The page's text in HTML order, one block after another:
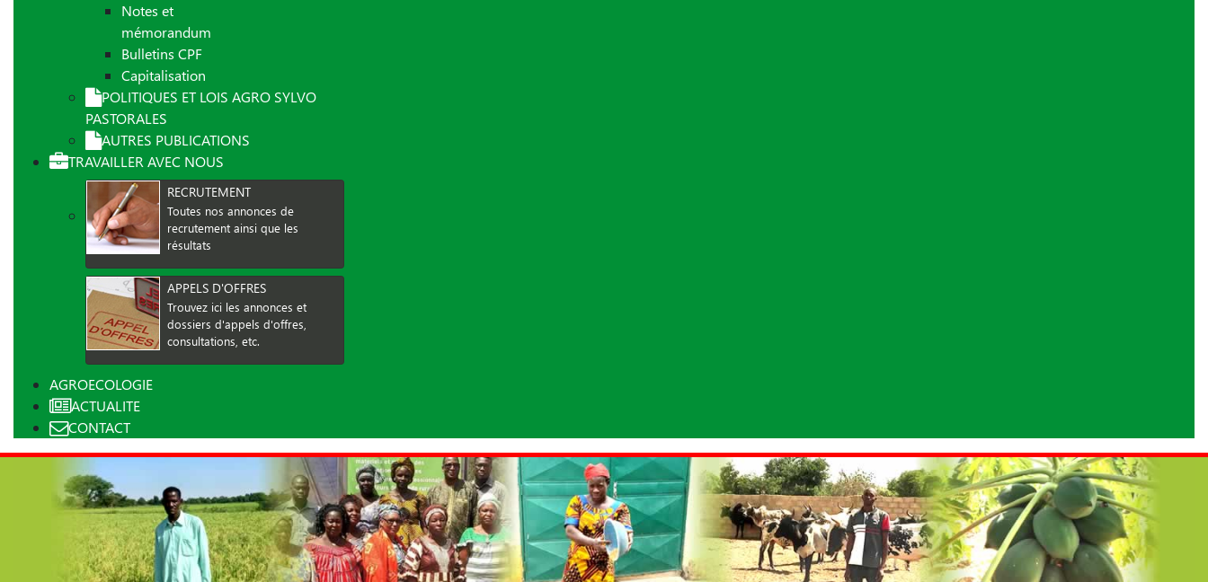
Notes et
mémorandum
Bulletins CPF
Capitalisation
POLITIQUES ET LOIS AGRO SYLVO
PASTORALES
AUTRES PUBLICATIONS
TRAVAILLER AVEC NOUS
RECRUTEMENT
Toutes nos annonces de
recrutement ainsi que les
résultats
APPELS D'OFFRES
Trouvez ici les annonces et
dossiers d'appels d'offres,
consultations, etc.
AGROECOLOGIE
ACTUALITE
CONTACT